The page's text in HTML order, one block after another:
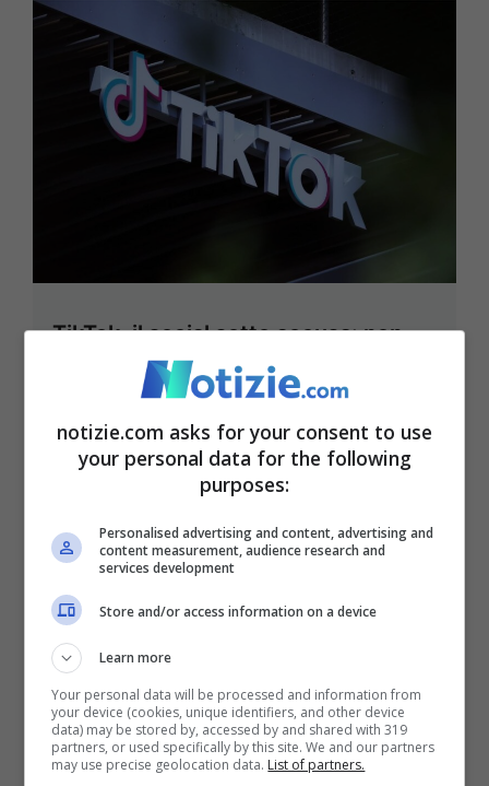
TikTok, il social sotto accusa: non
protegge la privacy dei bambini
20 Giugno 2024 - 08:30
notizie.com asks for your consent to use
your personal data for the following
purposes:
Personalised advertising and content, advertising and
content measurement, audience research and
services development
Store and/or access information on a device
Learn more
Your personal data will be processed and information from
your device (cookies, unique identifiers, and other device
data) may be stored by, accessed by and shared with 319
partners, or used specifically by this site. We and our partners
may use precise geolocation data. List of partners.